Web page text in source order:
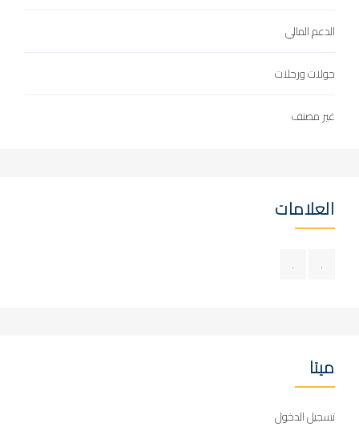
الدعم المالي
جولات ورحلات
غير مصنف
العلامات
ميتا
تسجيل الدخول